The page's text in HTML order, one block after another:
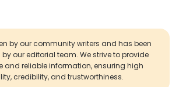
by our community writers and has been
our editorial team. We strive to provide
and reliable information, ensuring high
credibility, and trustworthiness.